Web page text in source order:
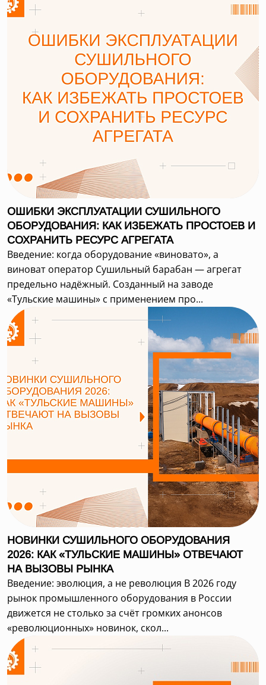
ОШИБКИ ЭКСПЛУАТАЦИИ СУШИЛЬНОГО
ОБОРУДОВАНИЯ: КАК ИЗБЕЖАТЬ ПРОСТОЕВ И
СОХРАНИТЬ РЕСУРС АГРЕГАТА
Введение: когда оборудование «виновато», а
виноват оператор Сушильный барабан — агрегат
предельно надёжный. Созданный на заводе
«Тульские машины» с применением про...
НОВИНКИ СУШИЛЬНОГО ОБОРУДОВАНИЯ
2026: КАК «ТУЛЬСКИЕ МАШИНЫ» ОТВЕЧАЮТ
НА ВЫЗОВЫ РЫНКА
Введение: эволюция, а не революция В 2026 году
рынок промышленного оборудования в России
движется не столько за счёт громких анонсов
«революционных» новинок, скол...